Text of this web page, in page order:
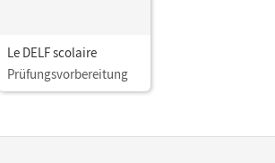
Le DELF scolaire
Prüfungsvorbereitung